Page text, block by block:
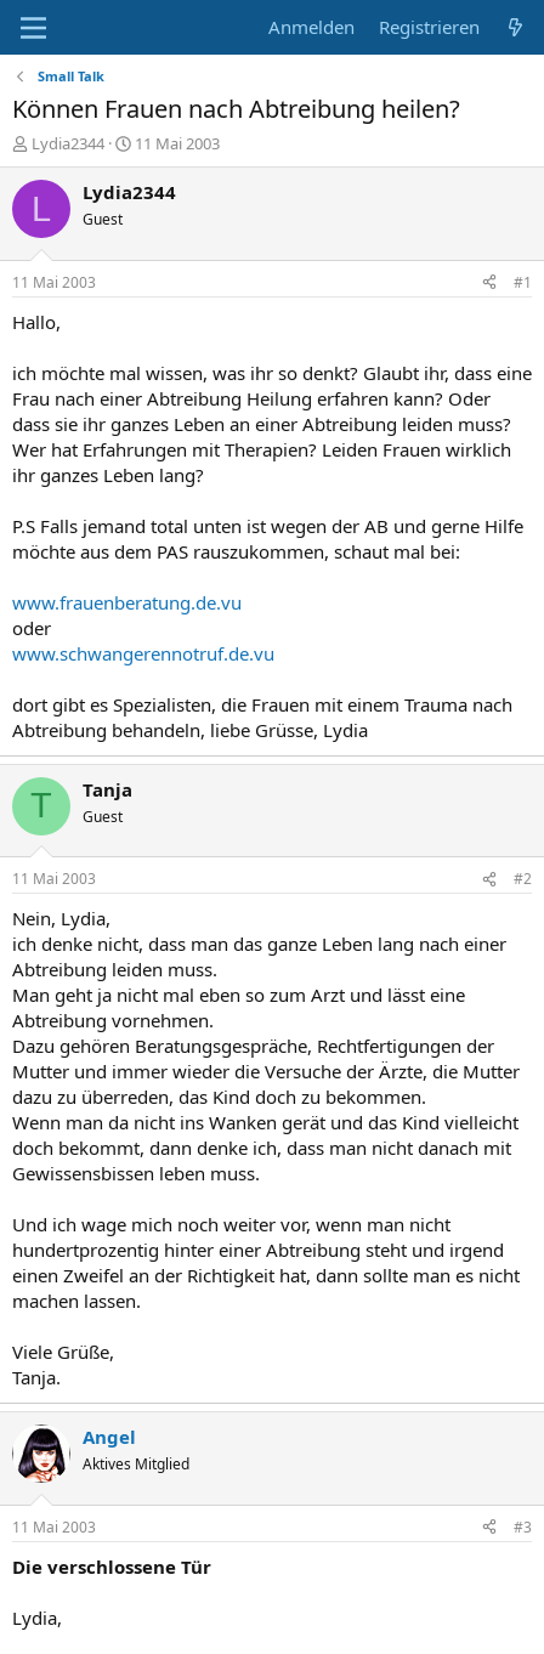
Anmelden Registrieren
Small Talk
Können Frauen nach Abtreibung heilen?
E
r
s
e
r
Lydia2344
E
r
s
t
11 Mai 2003
L Lydia2344
Guest
11 Mai 2003 #1
Hallo,
ich möchte mal wissen, was ihr so denkt? Glaubt ihr, dass eine
Frau nach einer Abtreibung Heilung erfahren kann? Oder
dass sie ihr ganzes Leben an einer Abtreibung leiden muss?
Wer hat Erfahrungen mit Therapien? Leiden Frauen wirklich
ihr ganzes Leben lang?
P.S Falls jemand total unten ist wegen der AB und gerne Hilfe
möchte aus dem PAS rauszukommen, schaut mal bei:
www.frauenberatung.de.vu
oder
www.schwangerennotruf.de.vu
dort gibt es Spezialisten, die Frauen mit einem Trauma nach
Abtreibung behandeln, liebe Grüsse, Lydia
T Tanja
Guest
11 Mai 2003 #2
Nein, Lydia,
ich denke nicht, dass man das ganze Leben lang nach einer
Abtreibung leiden muss.
Man geht ja nicht mal eben so zum Arzt und lässt eine
Abtreibung vornehmen.
Dazu gehören Beratungsgespräche, Rechtfertigungen der
Mutter und immer wieder die Versuche der Ärzte, die Mutter
dazu zu überreden, das Kind doch zu bekommen.
Wenn man da nicht ins Wanken gerät und das Kind vielleicht
doch bekommt, dann denke ich, dass man nicht danach mit
Gewissensbissen leben muss.
Und ich wage mich noch weiter vor, wenn man nicht
hundertprozentig hinter einer Abtreibung steht und irgend
einen Zweifel an der Richtigkeit hat, dann sollte man es nicht
machen lassen.
Viele Grüße,
Tanja.
Angel
Aktives Mitglied
11 Mai 2003 #3
Die verschlossene Tür
Lydia,